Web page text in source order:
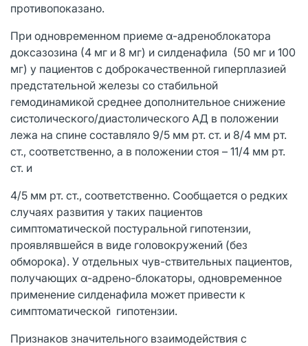
противопоказано.
При одновременном приеме α-адреноблокатора
доксазозина (4 мг и 8 мг) и силденафила (50 мг и 100
мг) у пациентов с доброкачественной гиперплазией
предстательной железы со стабильной
гемодинамикой среднее дополнительное снижение
систолического/диастолического АД в положении
лежа на спине составляло 9/5 мм рт. ст. и 8/4 мм рт.
ст., соответственно, а в положении стоя – 11/4 мм рт.
ст. и
4/5 мм рт. ст., соответственно. Сообщается о редких
случаях развития у таких пациентов
симптоматической постуральной гипотензии,
проявлявшейся в виде головокружений (без
обморока). У отдельных чув-ствительных пациентов,
получающих α-адрено-блокаторы, одновременное
применение силденафила может привести к
симптоматической гипотензии.
Признаков значительного взаимодействия с